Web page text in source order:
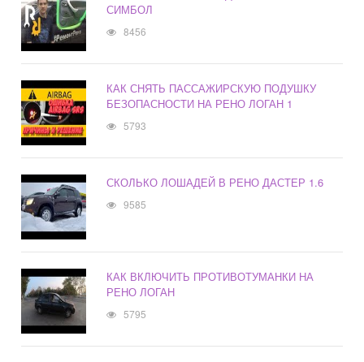
СИМБОЛ
8456
КАК СНЯТЬ ПАССАЖИРСКУЮ ПОДУШКУ
БЕЗОПАСНОСТИ НА РЕНО ЛОГАН 1
5793
СКОЛЬКО ЛОШАДЕЙ В РЕНО ДАСТЕР 1.6
9585
КАК ВКЛЮЧИТЬ ПРОТИВОТУМАНКИ НА
РЕНО ЛОГАН
5795